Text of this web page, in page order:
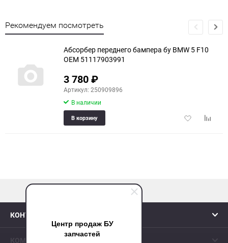
Центр продаж БУ
запчастей
Рекомендуем посмотреть
Абсорбер переднего бампера бу BMW 5 F10
OEM 51117903991
3 780₽
Артикул: 250909896
В наличии
Добавить
В корзину
КОНТАКТЫ